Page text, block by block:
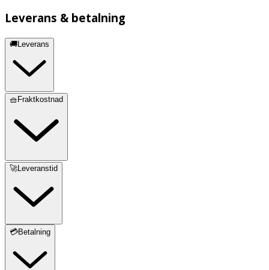
Leverans & betalning
🚚Leverans
🧺Fraktkostnad
🚀Leveranstid
💳Betalning